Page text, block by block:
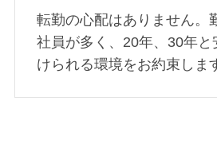
転勤の心配はありません。
社員が多く、20年、30年
けられる環境をお約束しま